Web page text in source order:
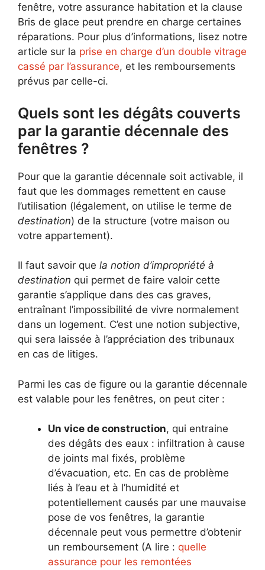
fenêtre, votre assurance habitation et la clause
Bris de glace peut prendre en charge certaines
réparations. Pour plus d’informations, lisez notre
article sur la prise en charge d’un double vitrage
cassé par l’assurance, et les remboursements
prévus par celle-ci.
Quels sont les dégâts couverts
par la garantie décennale des
fenêtres ?
Pour que la garantie décennale soit activable, il
faut que les dommages remettent en cause
l’utilisation (légalement, on utilise le terme de
destination) de la structure (votre maison ou
votre appartement).
Il faut savoir que la notion d’impropriété à
destination qui permet de faire valoir cette
garantie s’applique dans des cas graves,
entraînant l’impossibilité de vivre normalement
dans un logement. C’est une notion subjective,
qui sera laissée à l’appréciation des tribunaux
en cas de litiges.
Parmi les cas de figure ou la garantie décennale
est valable pour les fenêtres, on peut citer :
Un vice de construction, qui entraine
des dégâts des eaux : infiltration à cause
de joints mal fixés, problème
d’évacuation, etc. En cas de problème
liés à l’eau et à l’humidité et
potentiellement causés par une mauvaise
pose de vos fenêtres, la garantie
décennale peut vous permettre d’obtenir
un remboursement (A lire : quelle
assurance pour les remontées